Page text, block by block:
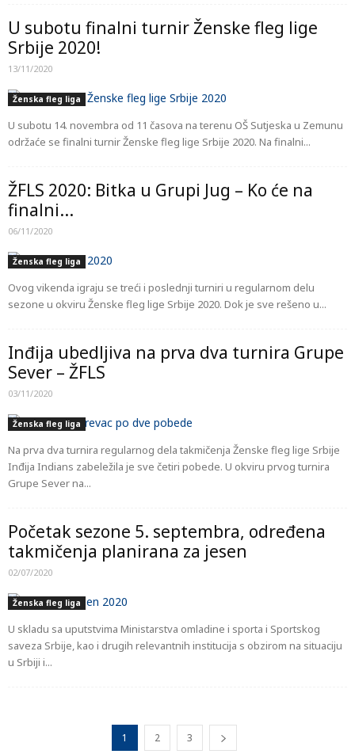
U subotu finalni turnir Ženske fleg lige
Srbije 2020!
13/11/2020
Ženska fleg liga
U subotu 14. novembra od 11 časova na terenu OŠ Sutjeska u Zemunu
održaće se finalni turnir Ženske fleg lige Srbije 2020. Na finalni...
ŽFLS 2020: Bitka u Grupi Jug – Ko će na
finalni...
06/11/2020
Ženska fleg liga
Ovog vikenda igraju se treći i poslednji turniri u regularnom delu
sezone u okviru Ženske fleg lige Srbije 2020. Dok je sve rešeno u...
Inđija ubedljiva na prva dva turnira Grupe
Sever – ŽFLS
03/11/2020
Ženska fleg liga
Na prva dva turnira regularnog dela takmičenja Ženske fleg lige Srbije
Inđija Indians zabeležila je sve četiri pobede. U okviru prvog turnira
Grupe Sever na...
Početak sezone 5. septembra, određena
takmičenja planirana za jesen
02/07/2020
Ženska fleg liga
U skladu sa uputstvima Ministarstva omladine i sporta i Sportskog
saveza Srbije, kao i drugih relevantnih institucija s obzirom na situaciju
u Srbiji i...
1 2 3